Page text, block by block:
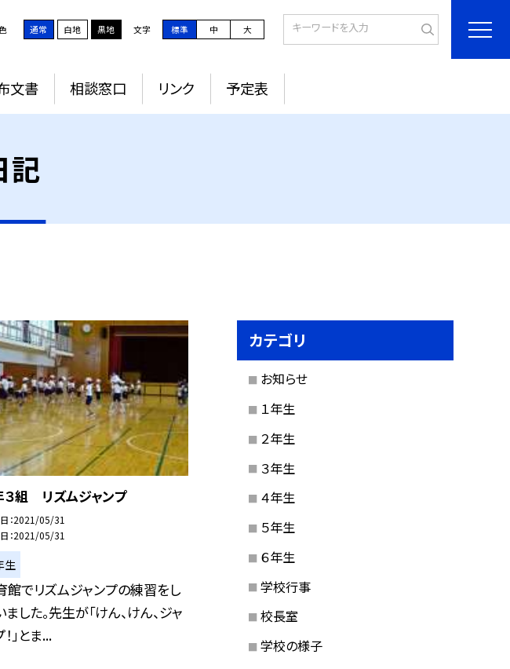
通常 白地 黒地 文字 標準 中 大
文書 相談窓口 リンク 予定表
記
３組 リズムジャンプ
2021/05/31
2021/05/31
生
館でリズムジャンプの練習をし
した。先生が「けん、けん、ジャ
」とま...
カテゴリ
お知らせ
１年生
２年生
３年生
４年生
５年生
６年生
学校行事
校長室
学校の様子